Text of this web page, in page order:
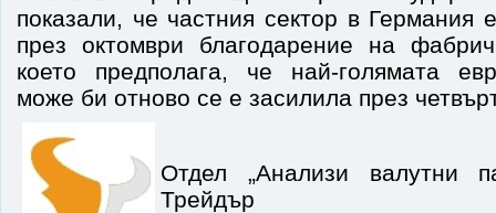
показали, че частния сектор в Германия
през октомври благодарение на
което предполага, че най-голямата
може би отново се е засилила през
Отдел „Анализи валутни
Трейдър